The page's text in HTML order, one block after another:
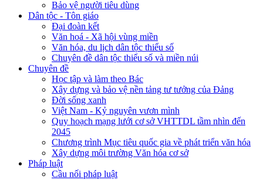
Bảo vệ người tiêu dùng
Dân tộc - Tôn giáo
Đại đoàn kết
Văn hoá - Xã hội vùng miền
Văn hóa, du lịch dân tộc thiểu số
Chuyên đề dân tộc thiểu số và miền núi
Chuyên đề
Học tập và làm theo Bác
Xây dựng và bảo vệ nền tảng tư tưởng của Đảng
Đời sống xanh
Việt Nam - Kỷ nguyên vươn mình
Quy hoạch mạng lưới cơ sở VHTTDL tầm nhìn đến
2045
Chương trình Mục tiêu quốc gia về phát triển văn hóa
Xây dựng môi trường Văn hóa cơ sở
Pháp luật
Cầu nối pháp luật